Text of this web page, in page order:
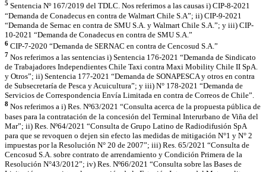
5 Sentencia Nº 167/2019 del TDLC. Nos referimos a las causas i) CIP-8-2021
“Demanda de Conadecus en contra de Walmart Chile S.A”; ii) CIP-9-2021
“Demanda de Sernac en contra de SMU S.A. y Walmart Chile S.A.”; y iii) CIP-
10-2021 “Demanda de Conadecus en contra de SMU S.A.”
6 CIP-7-2020 “Demanda de SERNAC en contra de Cencosud S.A.”
7 Nos referimos a las sentencias i) Sentencia 176-2021 “Demanda de Sindicato
de Trabajadores Independientes Chile Taxi contra Maxi Mobility Chile II SpA.
y Otros”; ii) Sentencia 177-2021 “Demanda de SONAPESCA y otros en contra
de Subsecretaría de Pesca y Acuicultura”; y iii) N° 178-2021 “Demanda de
Servicios de Correspondencia Envía Limitada en contra de Correos de Chile”.
8 Nos referimos a i) Res. Nº63/2021 “Consulta acerca de la propuesta pública de
bases para la contratación de la concesión del Terminal Interurbano de Viña del
Mar”; ii) Res. Nº64/2021 “Consulta de Grupo Latino de Radiodifusión SpA
para que se revoquen o dejen sin efecto las medidas de mitigación N°1 y N° 2
impuestas por la Resolución N° 20 de 2007”; iii) Res. 65/2021 “Consulta de
Cencosud S.A. sobre contrato de arrendamiento y Condición Primera de la
Resolución N°43/2012”; iv) Res. Nº66/2021 “Consulta sobre las Bases de